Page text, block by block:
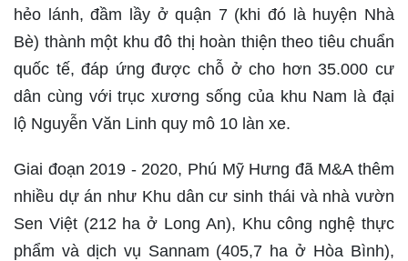
hẻo lánh, đầm lầy ở quận 7 (khi đó là huyện Nhà
Bè) thành một khu đô thị hoàn thiện theo tiêu chuẩn
quốc tế, đáp ứng được chỗ ở cho hơn 35.000 cư
dân cùng với trục xương sống của khu Nam là đại
lộ Nguyễn Văn Linh quy mô 10 làn xe.
Giai đoạn 2019 - 2020, Phú Mỹ Hưng đã M&A thêm
nhiều dự án như Khu dân cư sinh thái và nhà vườn
Sen Việt (212 ha ở Long An), Khu công nghệ thực
phẩm và dịch vụ Sannam (405,7 ha ở Hòa Bình),